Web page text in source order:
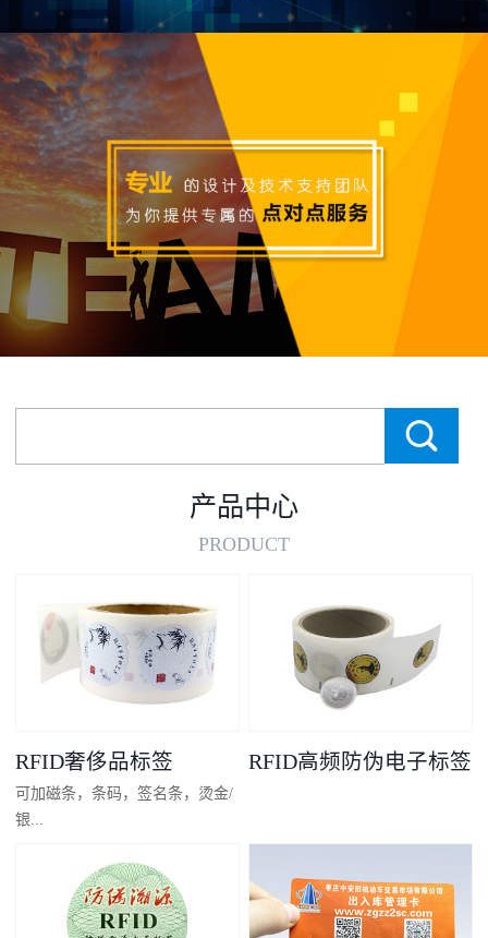
产品中心
PRODUCT
RFID奢侈品标签
可加磁条，条码，签名条，烫金/
银...
凸码，金/银底
RFID高频防伪电子标签